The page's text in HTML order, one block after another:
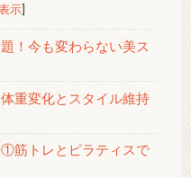
示]
！今も変わらない美ス
重変化とスタイル維持
筋トレとピラティスで